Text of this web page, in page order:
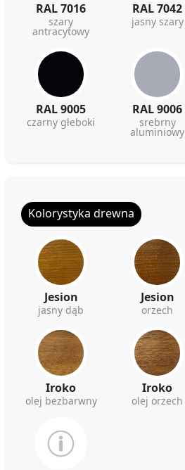
RAL 7016
szary
antracytowy
RAL 7042
jasny szary
RAL 9005
czarny głeboki
RAL 9006
srebrny
aluminiowy
Kolorystyka drewna
Jesion
jasny dąb
Jesion
orzech
Iroko
olej bezbarwny
Iroko
olej orzech